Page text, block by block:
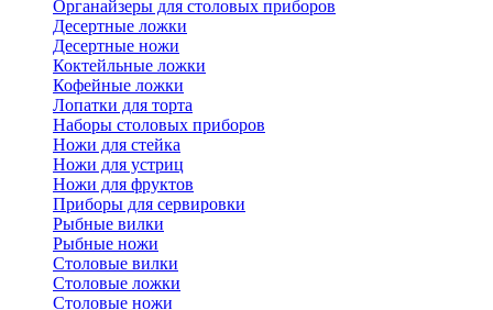
Органайзеры для столовых приборов
Десертные ложки
Десертные ножи
Коктейльные ложки
Кофейные ложки
Лопатки для торта
Наборы столовых приборов
Ножи для стейка
Ножи для устриц
Ножи для фруктов
Приборы для сервировки
Рыбные вилки
Рыбные ножи
Столовые вилки
Столовые ложки
Столовые ножи